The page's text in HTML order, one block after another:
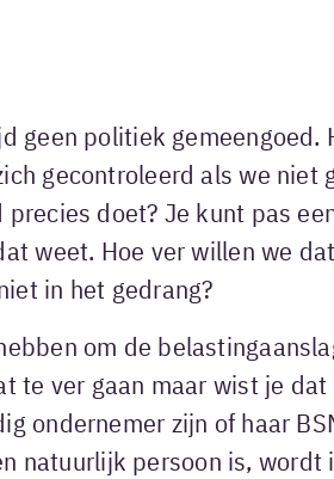
geen politiek gemeengoed.
gecontroleerd als we niet
doet? Je kunt pas
weet. Hoe ver willen we
in het gedrang?
om de
te ver gaan maar wist je dat
ondernemer zijn of haar
natuurlijk persoon is, wordt